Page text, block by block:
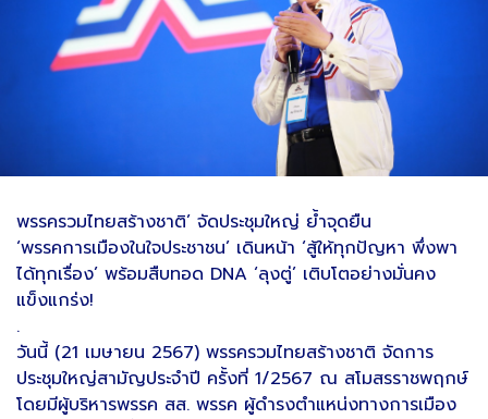
พรรครวมไทยสร้างชาติ’ จัดประชุมใหญ่ ย้ำจุดยืน
‘พรรคการเมืองในใจประชาชน’ เดินหน้า ‘สู้ให้ทุกปัญหา พึ่งพา
ได้ทุกเรื่อง’ พร้อมสืบทอด DNA ‘ลุงตู่’ เติบโตอย่างมั่นคง
แข็งแกร่ง!
.
วันนี้ (21 เมษายน 2567) พรรครวมไทยสร้างชาติ จัดการ
ประชุมใหญ่สามัญประจำปี ครั้งที่ 1/2567 ณ สโมสรราชพฤกษ์
โดยมีผู้บริหารพรรค สส. พรรค ผู้ดำรงตำแหน่งทางการเมือง